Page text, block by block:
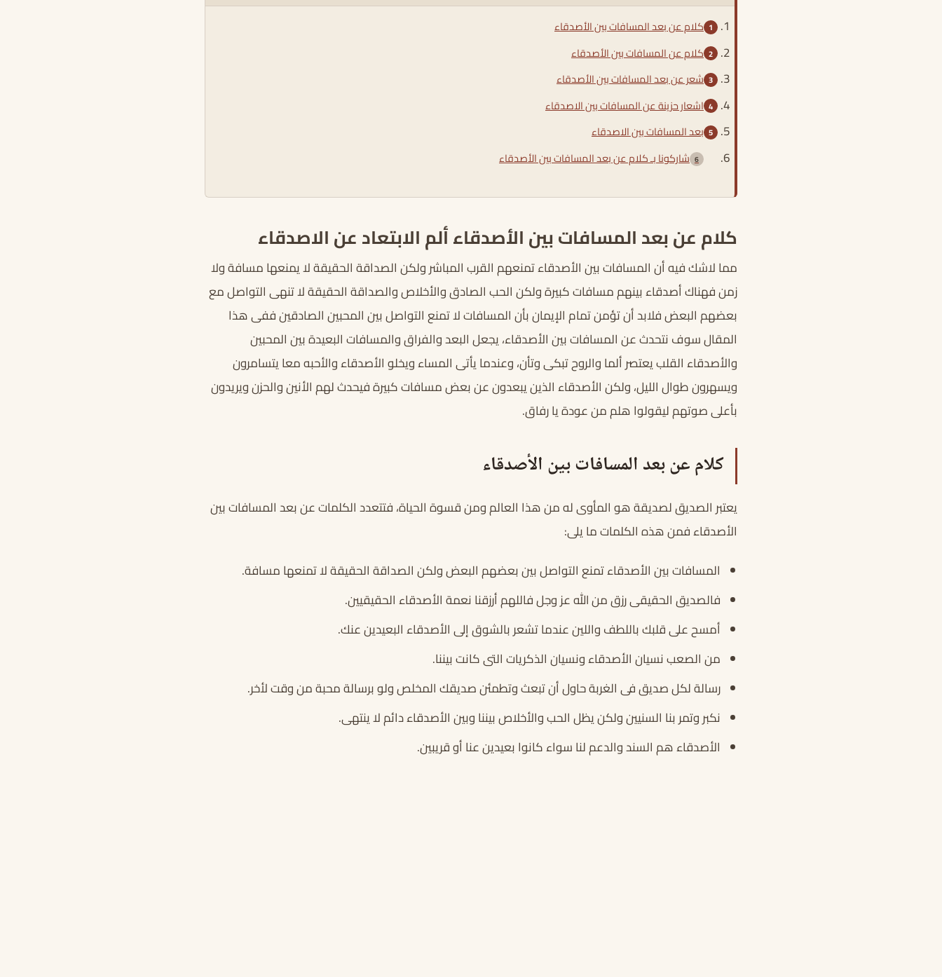
كلام عن بعد المسافات بين الأصدقاء
كلام عن المسافات بين الأصدقاء
شعر عن بعد المسافات بين الأصدقاء
اشعار حزينة عن المسافات بين الاصدقاء
بعد المسافات بين الاصدقاء
شاركونا بـ كلام عن بعد المسافات بين الأصدقاء
كلام عن بعد المسافات بين الأصدقاء ألم الابتعاد عن الاصدقاء
مما لاشك فيه أن المسافات بين الأصدقاء تمنعهم القرب المباشر ولكن الصداقة الحقيقة لا يمنعها مسافة ولا
زمن فهناك أصدقاء بينهم مسافات كبيرة ولكن الحب الصادق والأخلاص والصداقة الحقيقة لا تنهى التواصل مع
بعضهم البعض فلابد أن تؤمن تمام الإيمان بأن المسافات لا تمنع التواصل بين المحبين الصادقين ففى هذا
المقال سوف نتحدث عن المسافات بين الأصدقاء، يجعل البعد والفراق والمسافات البعيدة بين المحبين
والأصدقاء القلب يعتصر ألما والروح تبكى وتأن، وعندما يأتى المساء ويخلو الأصدقاء والأحبه معا يتسامرون
ويسهرون طوال الليل، ولكن الأصدقاء الذين يبعدون عن بعض مسافات كبيرة فيحدث لهم الأنين والحزن ويريدون
بأعلى صوتهم ليقولوا هلم من عودة يا رفاق.
كلام عن بعد المسافات بين الأصدقاء
يعتبر الصديق لصديقة هو المأوى له من هذا العالم ومن قسوة الحياة، فتتعدد الكلمات عن بعد المسافات بين
الأصدقاء فمن هذه الكلمات ما يلى:
المسافات بين الأصدقاء تمنع التواصل بين بعضهم البعض ولكن الصداقة الحقيقة لا تمنعها مسافة.
فالصديق الحقيقى رزق من الله عز وجل فاللهم أرزقنا نعمة الأصدقاء الحقيقيين.
أمسح على قلبك باللطف واللين عندما تشعر بالشوق إلى الأصدقاء البعيدين عنك.
من الصعب نسيان الأصدقاء ونسيان الذكريات التى كانت بيننا.
رسالة لكل صديق فى الغربة حاول أن تبعث وتطمئن صديقك المخلص ولو برسالة محبة من وقت لأخر.
نكبر وتمر بنا السنيين ولكن يظل الحب والأخلاص بيننا وبين الأصدقاء دائم لا ينتهى.
الأصدقاء هم السند والدعم لنا سواء كانوا بعيدين عنا أو قريبين.